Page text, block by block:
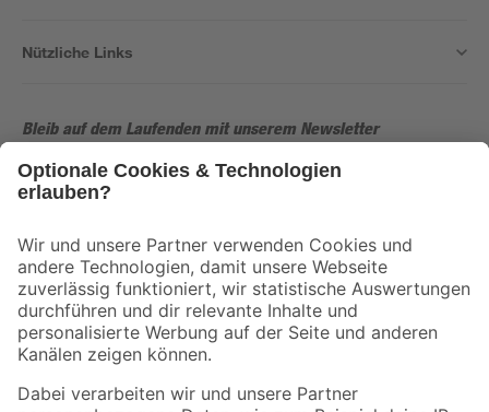
Nützliche Links
Bleib auf dem Laufenden mit unserem Newsletter
Der toom Newsletter: Keine Angebote und Aktionen mehr verpassen!
Folge uns
Zahlungsarten Versandarten